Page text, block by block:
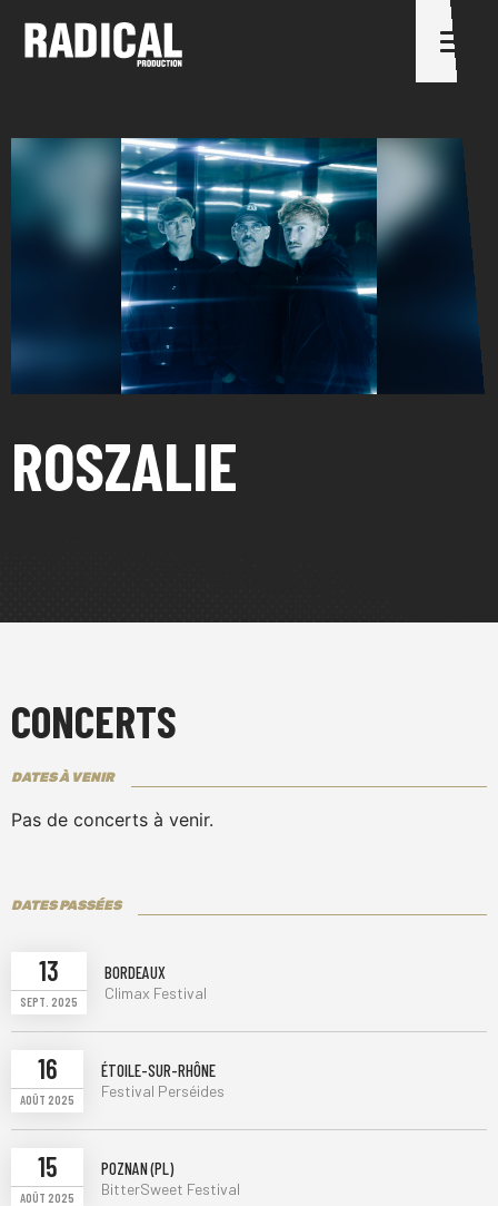
ROSZALIE
CONCERTS
DATES À VENIR
Pas de concerts à venir.
DATES PASSÉES
13
SEPT. 2025
BORDEAUX
Climax Festival
16
AOÛT 2025
ÉTOILE-SUR-RHÔNE
Festival Perséides
15
AOÛT 2025
POZNAN (PL)
BitterSweet Festival